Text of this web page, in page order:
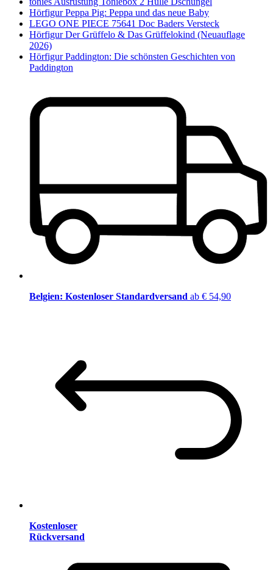
Hörfigur Peppa Pig: Peppa und das neue Baby
LEGO ONE PIECE 75641 Doc Baders Versteck
Hörfigur Der Grüffelo & Das Grüffelokind (Neuauflage
2026)
Hörfigur Paddington: Die schönsten Geschichten von
Paddington
Belgien: Kostenloser Standardversand ab € 54,90
Kostenloser
Rückversand